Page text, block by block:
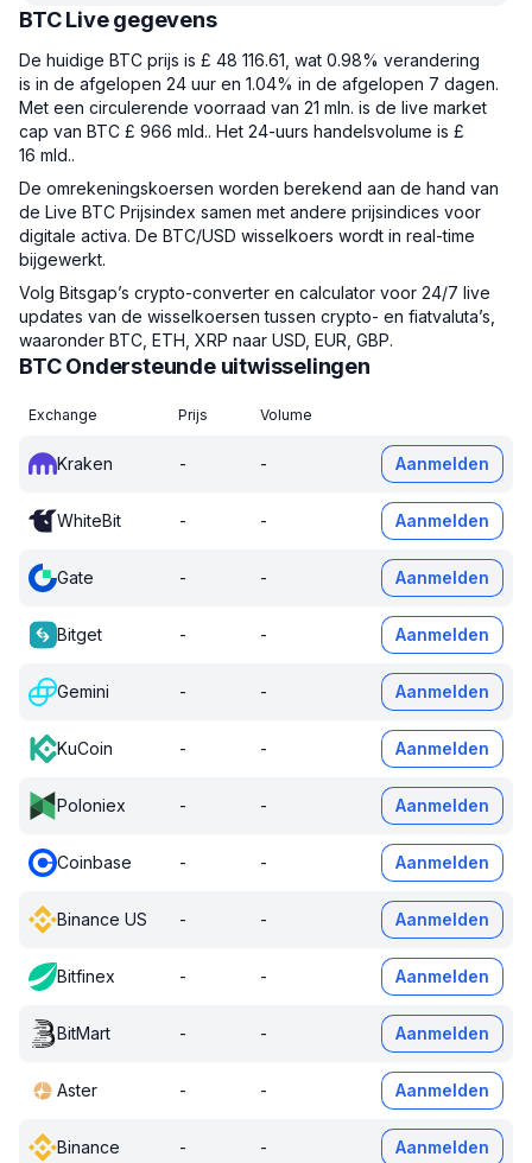
BTC Live gegevens
De huidige BTC prijs is £ 48 116.61, wat 0.98% verandering
is in de afgelopen 24 uur en 1.04% in de afgelopen 7 dagen.
Met een circulerende voorraad van 21 mln. is de live market
cap van BTC £ 966 mld.. Het 24-uurs handelsvolume is £
16 mld..
De omrekeningskoersen worden berekend aan de hand van
de Live BTC Prijsindex samen met andere prijsindices voor
digitale activa. De BTC/USD wisselkoers wordt in real-time
bijgewerkt.
Volg Bitsgap’s crypto-converter en calculator voor 24/7 live
updates van de wisselkoersen tussen crypto- en fiatvaluta’s,
waaronder BTC, ETH, XRP naar USD, EUR, GBP.
BTC Ondersteunde uitwisselingen
Exchange Prijs Volume
Kraken - - Aanmelden
WhiteBit - - Aanmelden
Gate - - Aanmelden
Bitget - - Aanmelden
Gemini - - Aanmelden
KuCoin - - Aanmelden
Poloniex - - Aanmelden
Coinbase - - Aanmelden
Binance US - - Aanmelden
Bitfinex - - Aanmelden
BitMart - - Aanmelden
Aster - - Aanmelden
Binance - - Aanmelden